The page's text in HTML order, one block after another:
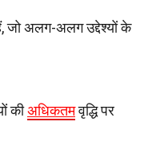
हैं, जो अलग-अलग उद्देश्यों के
कीअधिकतमवृद्धि पर